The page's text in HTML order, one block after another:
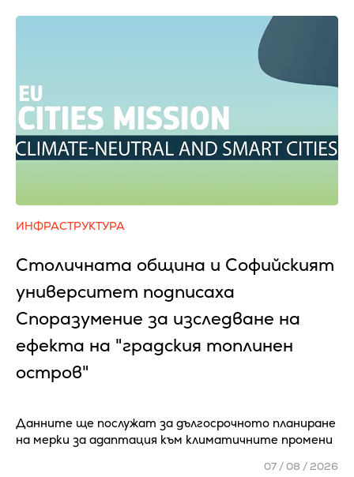
ИНФРАСТРУКТУРА
Столичната община и Софийският
университет подписаха
Споразумение за изследване на
ефекта на "градския топлинен
остров"
Данните ще послужат за дългосрочното планиране
на мерки за адаптация към климатичните промени
07 / 08 / 2026